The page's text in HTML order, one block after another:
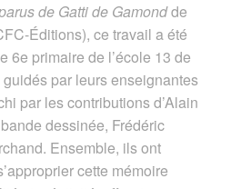
de Gatti de Gamondde
Éditions), ce travail a été
6e primaire de l’école 13 de
par leurs enseignantes
par les contributions d’Alain
dessinée, Frédéric
Ensemble, ils ont
cette mémoire